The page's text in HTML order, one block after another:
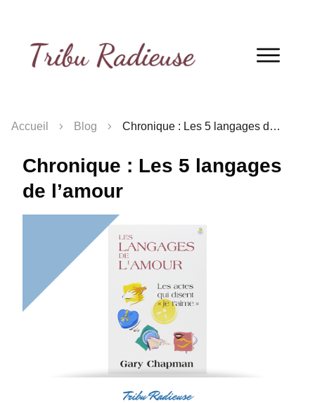
Accueil Blog Chronique : Les 5 langages de l’amour
Chronique : Les 5 langages
de l’amour